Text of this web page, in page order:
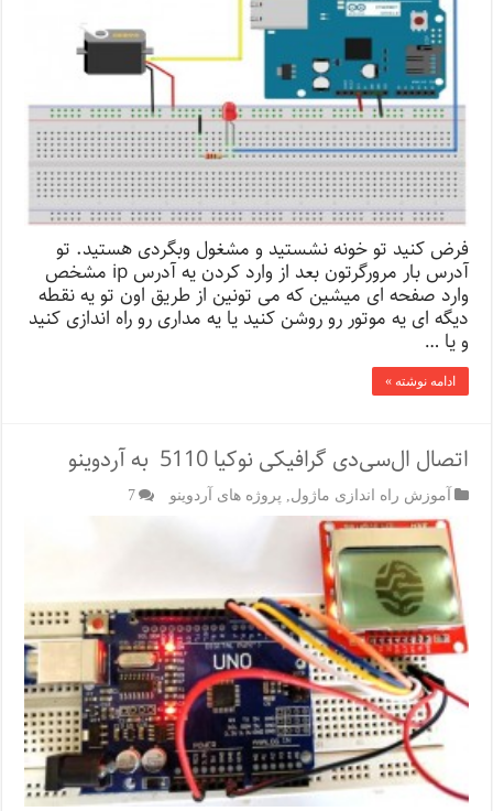
فرض کنید تو خونه نشستید و مشغول وبگردی هستید. تو
آدرس بار مرورگرتون بعد از وارد کردن یه آدرس ip مشخص
وارد صفحه ای میشین که می تونین از طریق اون تو یه نقطه
دیگه ای یه موتور رو روشن کنید یا یه مداری رو راه اندازی کنید
و یا …
ادامه نوشته »
اتصال ال‌سی‌دی گرافیکی نوکیا 5110 به آردوینو
آموزش راه اندازی ماژول, پروژه های آردوینو 7